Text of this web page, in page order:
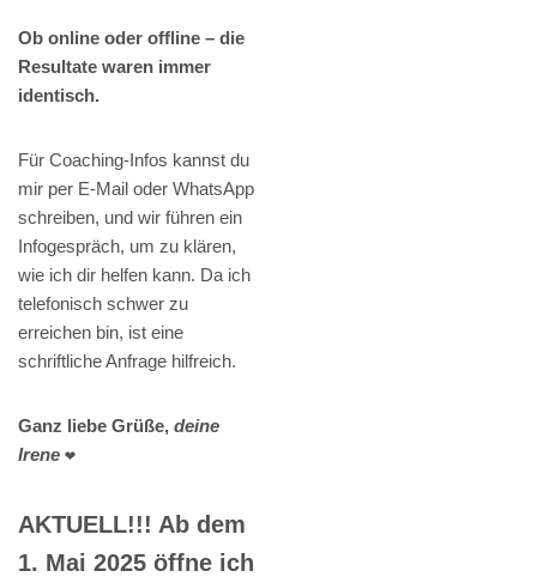
Ob online oder offline – die
Resultate waren immer
identisch.
Für Coaching-Infos kannst du
mir per E-Mail oder WhatsApp
schreiben, und wir führen ein
Infogespräch, um zu klären,
wie ich dir helfen kann. Da ich
telefonisch schwer zu
erreichen bin, ist eine
schriftliche Anfrage hilfreich.
Ganz liebe Grüße, deine
Irene ❤️
AKTUELL!!! Ab dem
1. Mai 2025 öffne ich